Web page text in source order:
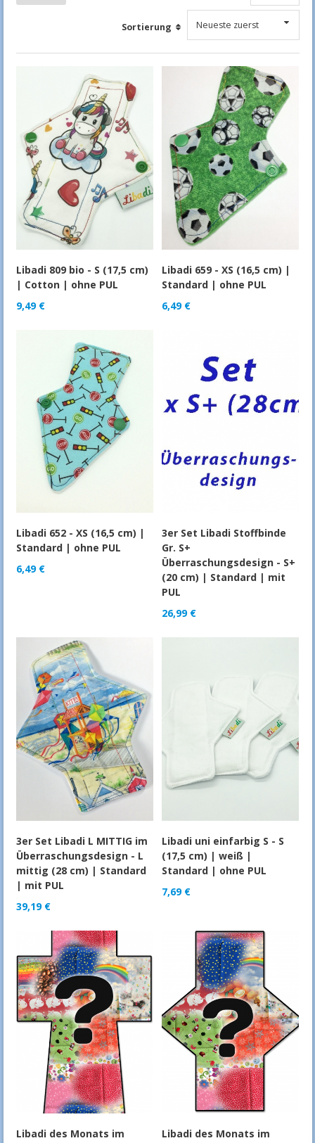
Sortierung
Libadi 809 bio - S (17,5 cm)
| Cotton | ohne PUL
9,49 €
Libadi 659 - XS (16,5 cm) |
Standard | ohne PUL
6,49 €
Libadi 652 - XS (16,5 cm) |
Standard | ohne PUL
6,49 €
3er Set Libadi Stoffbinde
Gr. S+
Überraschungsdesign - S+
(20 cm) | Standard | mit
PUL
26,99 €
3er Set Libadi L MITTIG im
Überraschungsdesign - L
mittig (28 cm) | Standard
| mit PUL
39,19 €
Libadi uni einfarbig S - S
(17,5 cm) | weiß |
Standard | ohne PUL
7,69 €
Libadi des Monats im
Libadi des Monats im